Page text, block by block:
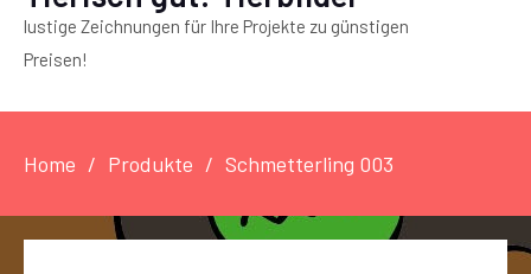
lustige Zeichnungen für Ihre Projekte zu günstigen
Preisen!
Home Produkte Schmetterling 003